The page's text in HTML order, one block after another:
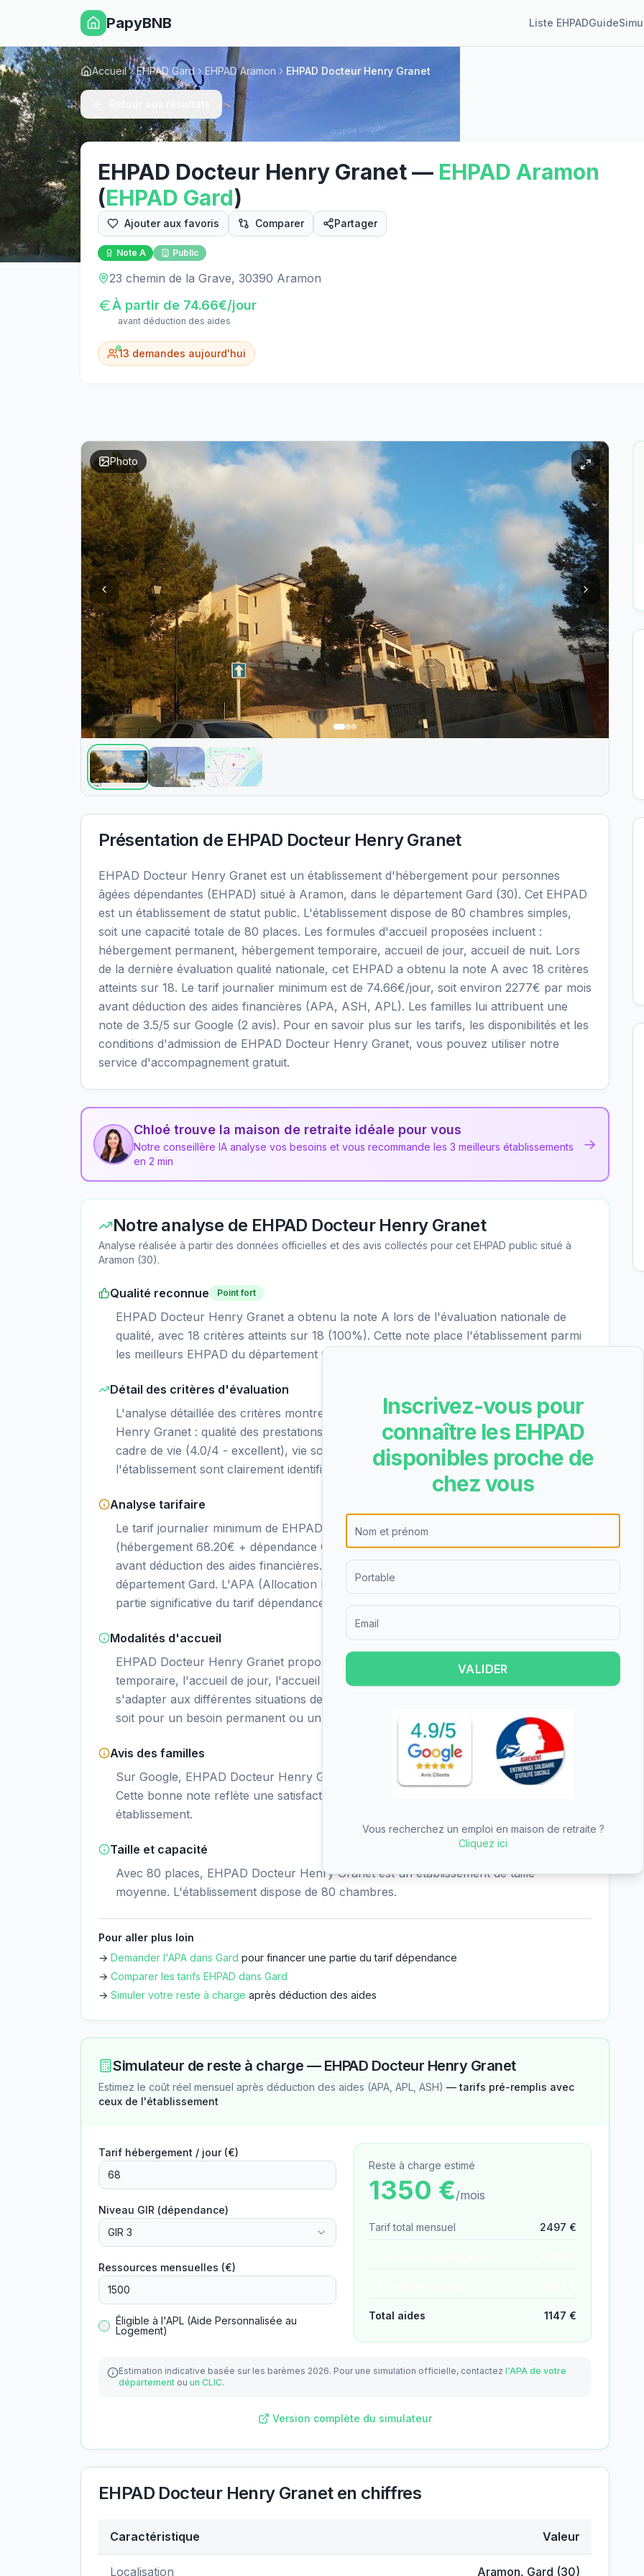
PapyBNB Liste EHPADGuide
Accueil EHPAD Gard EHPAD Aramon EHPAD Docteur Henry Granet
EHPAD Docteur Henry Granet— EHPAD Aramon
(EHPAD Gard)
Ajouter aux favoris Comparer Partager
Note A Public
23 chemin de la Grave, 30390 Aramon
À partir de 74.66€/jour
avant déduction des aides
13 demandes aujourd'hui
Photo
Présentation de EHPAD Docteur Henry Granet
EHPAD Docteur Henry Granet est un établissement d'hébergement pour personnes
âgées dépendantes (EHPAD) situé à Aramon, dans le département Gard (30). Cet EHPAD
est un établissement de statut public. L'établissement dispose de 80 chambres simples,
soit une capacité totale de 80 places. Les formules d'accueil proposées incluent :
hébergement permanent, hébergement temporaire, accueil de jour, accueil de nuit. Lors
de la dernière évaluation qualité nationale, cet EHPAD a obtenu la note A avec 18 critères
atteints sur 18. Le tarif journalier minimum est de 74.66€/jour, soit environ 2277€ par mois
avant déduction des aides financières (APA, ASH, APL). Les familles lui attribuent une
note de 3.5/5 sur Google (2 avis). Pour en savoir plus sur les tarifs, les disponibilités et les
conditions d'admission de EHPAD Docteur Henry Granet, vous pouvez utiliser notre
service d'accompagnement gratuit.
Chloé trouve la maison de retraite idéale pour vous
Notre conseillère IA analyse vos besoins et vous recommande les 3 meilleurs établissements
en 2 min
→
Notre analyse de EHPAD Docteur Henry Granet
Analyse réalisée à partir des données officielles et des avis collectés pour cet EHPAD public situé à
Aramon (30).
Qualité reconnue Point fort
EHPAD Docteur Henry Granet a obtenu la note A lors de l'évaluation nationale de
qualité, avec 18 critères atteints sur 18 (100%). Cette note place l'établissement parmi
les meilleurs EHPAD du département Gard. La dernière évaluation date du 26/06/2023.
Détail des critères d'évaluation
L'analyse détaillée des critères montre les résultats suivants pour EHPAD Docteur
Henry Granet : qualité des prestations (4.0/4 - excellent), nutrition (4.0/4 - excellent),
cadre de vie (4.0/4 - excellent), vie sociale (4.0/4 - excellent). Les points forts de
l'établissement sont clairement identifiés dans les critères les mieux notés.
Analyse tarifaire
Le tarif journalier minimum de EHPAD Docteur Henry Granet est de 74.66€/jour
(hébergement 68.20€ + dépendance GIR 5/6 6.46€), soit environ 2277€ par mois
avant déduction des aides financières. Ce tarif se situe dans la moyenne des EHPAD du
département Gard. L'APA (Allocation Personnalisée d'Autonomie) peut couvrir une
partie significative du tarif dépendance.
Modalités d'accueil
EHPAD Docteur Henry Granet propose l'hébergement permanent, l'hébergement
temporaire, l'accueil de jour, l'accueil de nuit. Cette diversité d'offres permet de
s'adapter aux différentes situations des personnes âgées et de leurs familles, que ce
soit pour un besoin permanent ou un répit temporaire.
Avis des familles
Sur Google, EHPAD Docteur Henry Granet obtient une note de 3.5/5 basée sur 2 avis.
Cette bonne note reflète une satisfaction globale des familles qui ont choisi cet
établissement.
Taille et capacité
Avec 80 places, EHPAD Docteur Henry Granet est un établissement de taille
moyenne. L'établissement dispose de 80 chambres.
Pour aller plus loin
→ Demander l'APA dans Gard pour financer une partie du tarif dépendance
→ Comparer les tarifs EHPAD dans Gard
→ Simuler votre reste à charge après déduction des aides
Simulateur de reste à charge — EHPAD Docteur Henry Granet
Estimez le coût réel mensuel après déduction des aides (APA, APL, ASH) — tarifs pré-remplis avec
ceux de l'établissement
Tarif hébergement / jour (€)
Niveau GIR (dépendance)
GIR 3
Ressources mensuelles (€)
Éligible à l'APL (Aide Personnalisée au
Logement)
Reste à charge estimé
1350 €/mois
Tarif total mensuel 2497 €
Total aides 1147 €
Estimation indicative basée sur les barèmes 2026. Pour une simulation officielle, contactez l'APA de votre
département ou un CLIC.
Version complète du simulateur
EHPAD Docteur Henry Graneten chiffres
Caractéristique Valeur
Localisation Aramon, Gard (30)
Inscrivez-vous pour
connaître les EHPAD
disponibles proche de
chez vous
VALIDER
Vous recherchez un emploi en maison de retraite ?
Cliquez ici